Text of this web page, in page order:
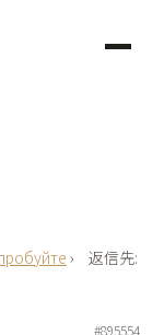
›
返信先:
#895554